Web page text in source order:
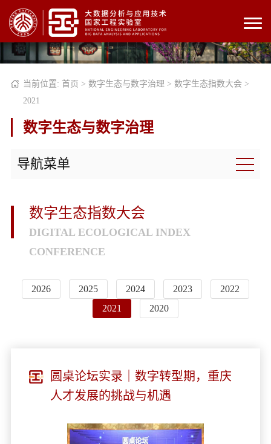
当前位置: 首页 > 数字生态与数字治理 > 数字生态指数大会 >
2021
数字生态与数字治理
导航菜单
数字生态指数大会
DIGITAL ECOLOGICAL INDEX
CONFERENCE
2026 2025 2024 2023
2022
2021
2020
圆桌论坛实录｜数字转型期，重庆
人才发展的挑战与机遇